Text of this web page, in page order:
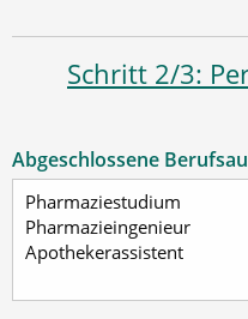
Schritt 2/3:
Abgeschlossene